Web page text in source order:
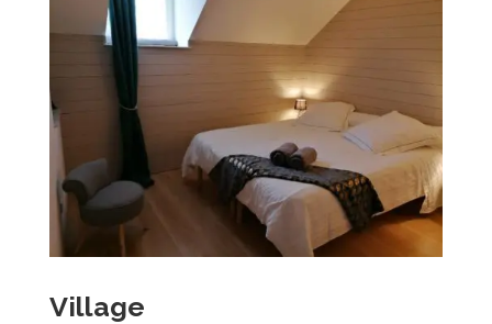
Village